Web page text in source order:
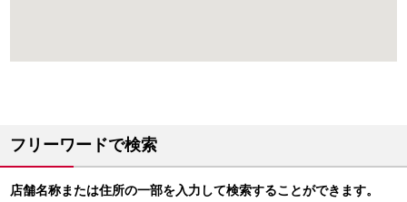
フリーワードで検索
店舗名称または住所の一部を入力して検索することができます。